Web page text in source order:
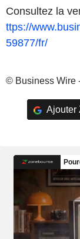
Consultez la
ttps://
59877/fr/
© Business Wire
Ajouter